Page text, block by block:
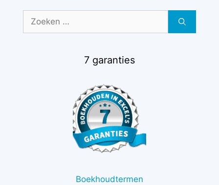
Zoek
7 garanties
Boekhoudtermen